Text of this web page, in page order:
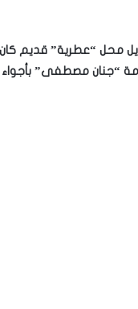
محل “عطرية” قديم